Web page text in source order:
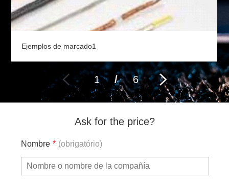
Ejemplos de marcado1
1 / 6
Ask for the price?
Nombre * (obrigatório)